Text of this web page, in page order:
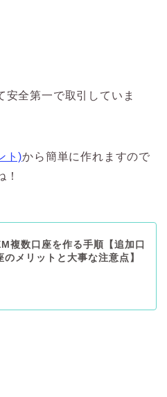
安全第一で取引していま
ト)から簡単に作れますので
複数口座を作る手順【追加口
のメリットと大事な注意点】